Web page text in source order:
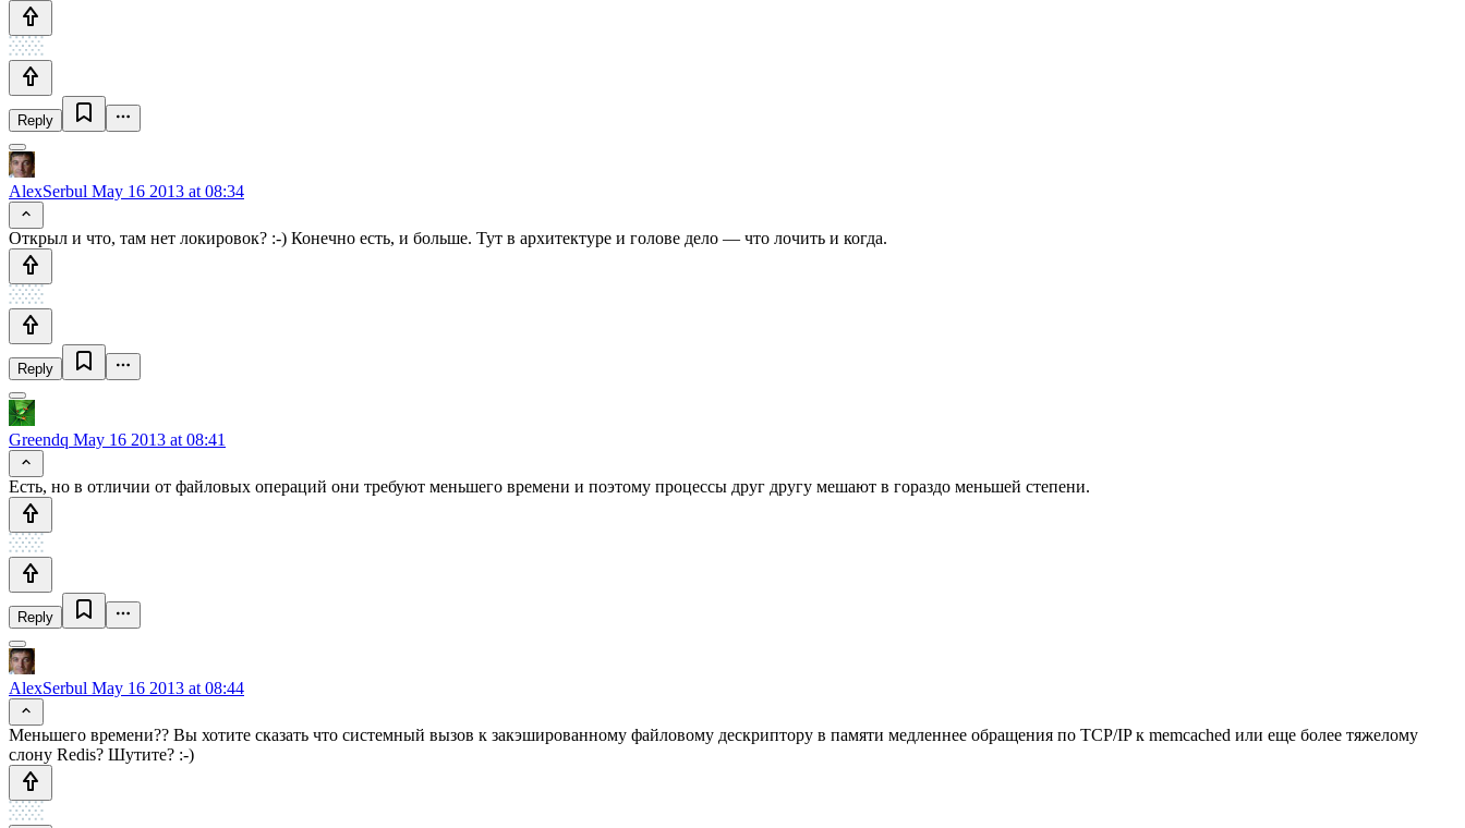
Reply
AlexSerbul May 16 2013 at 08:34
Открыл и что, там нет локировок? :-) Конечно есть, и больше. Тут в архитектуре и голове дело — что лочить и когда.
Reply
Greendq May 16 2013 at 08:41
Есть, но в отличии от файловых операций они требуют меньшего времени и поэтому процессы друг другу мешают в гораздо меньшей степени.
Reply
AlexSerbul May 16 2013 at 08:44
Меньшего времени?? Вы хотите сказать что системный вызов к закэшированному файловому дескриптору в памяти медленнее обращения по TCP/IP к memcached или еще более тяжелому
слону Redis? Шутите? :-)